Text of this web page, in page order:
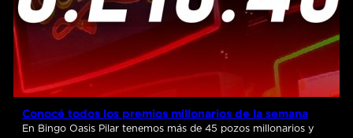
Conocé todos los premios millonarios de la semana
En Bingo Oasis Pilar tenemos más de 45 pozos millonarios y